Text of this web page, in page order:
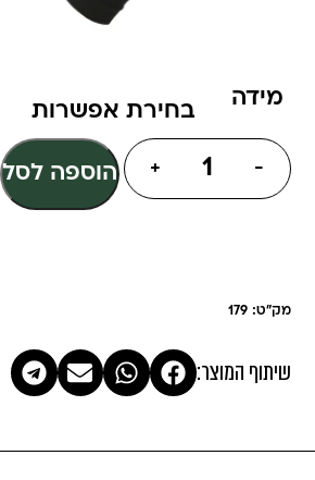
מידה
-
+ הוספה לסל
מק"ט: 179
שיתוף המוצר: